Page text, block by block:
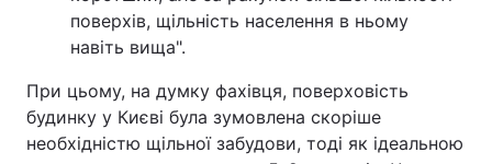
поверхів, щільність населення в ньому
навіть вища".
При цьому, на думку фахівця, поверховість
будинку у Києві була зумовлена скоріше
необхідністю щільної забудови, тоді як ідеальною